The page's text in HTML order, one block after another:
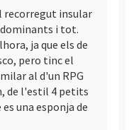
recorregut insular
i tot.
ja que els de
pero tinc el
al d'un RPG
de l'estil 4 petits
una esponja de